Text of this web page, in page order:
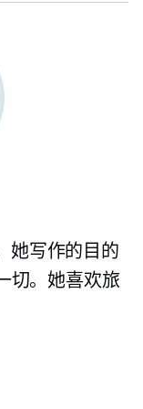
她写作的目的
切。她喜欢旅